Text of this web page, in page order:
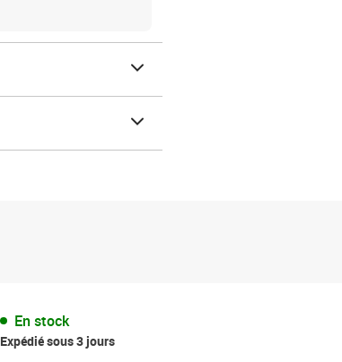
En stock
Expédié sous 3 jours